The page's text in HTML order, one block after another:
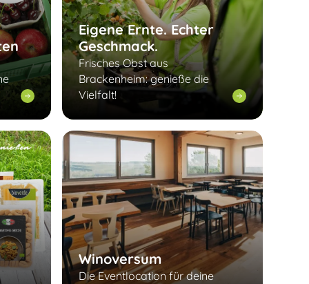
Eigene Ernte. Echter
Geschmack.
Frisches Obst aus
Brackenheim: genieße die
Vielfalt!
Winoversum
Die Eventlocation für deine